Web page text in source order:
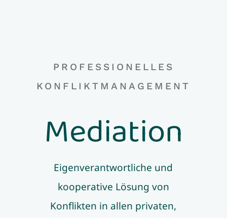
PROFESSIONELLES
KONFLIKTMANAGEMENT
Mediation
Eigenverantwortliche und
kooperative Lösung von
Konflikten in allen privaten,